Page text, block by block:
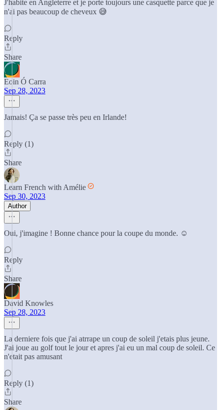
J'habite en Angleterre et je porte toujours une casquette parce que je
n'ai pas beaucoup de cheveux 😅
Reply
Share
Eoin Ó Carra
Sep 28, 2023
Jamais! Ça se passe très peu en Irlande!
Reply (1)
Share
Learn French with Amélie
Sep 30, 2023
Author
Oui, j'imagine ! Bonne chance pour la coupe du monde. ☺️
Reply
Share
David Knowles
Sep 28, 2023
La derniere fois que j'ai atrrape un coup de soleil j'etais plus jeune.
J'ai joue au golf tout le jour et apres j'ai eu un mal coup de soleil. Ce
n'etait pas amusant
Reply (1)
Share